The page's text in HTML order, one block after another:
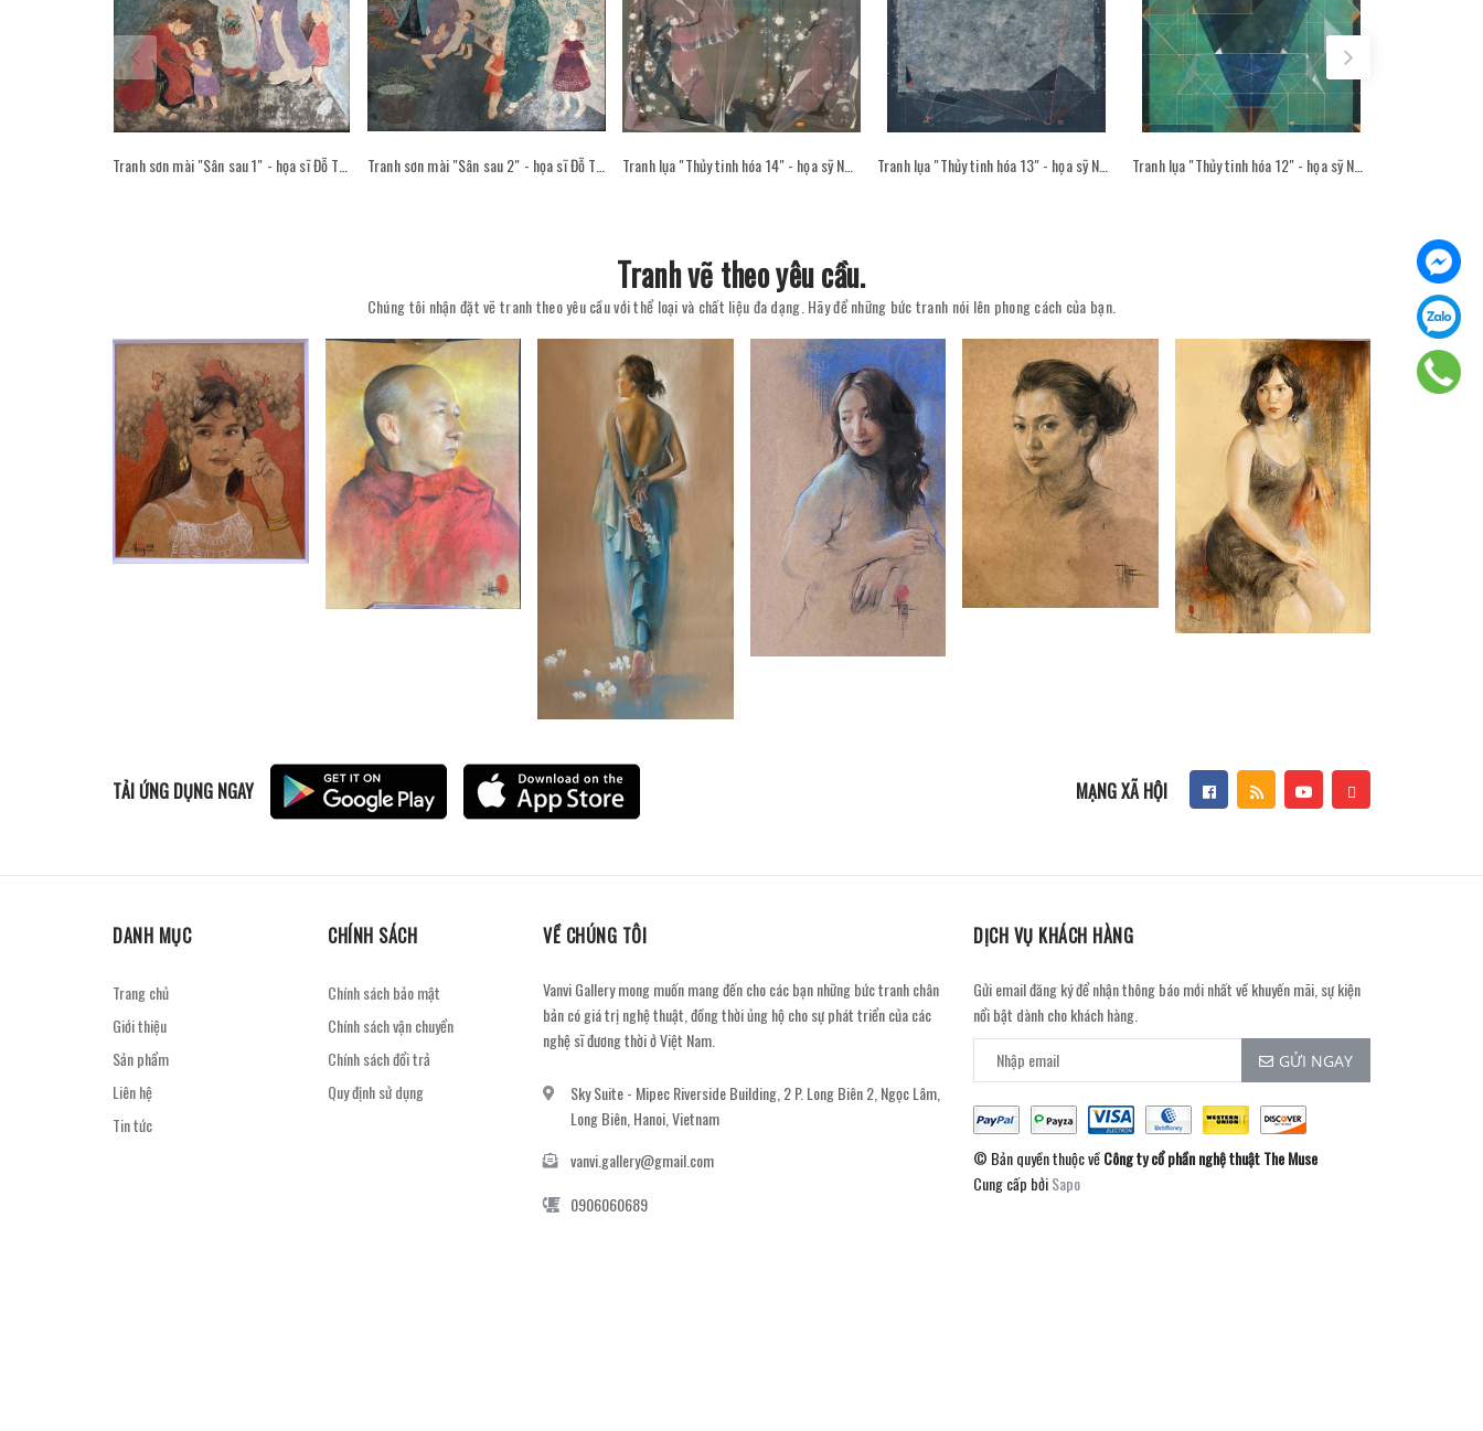
Tranh vẽ theo yêu cầu.
Chúng tôi nhận đặt vẽ tranh theo yêu cầu với thể loại và chất liệu đa dạng. Hãy để những bức tranh nói lên phong cách của bạn.
TẢI ỨNG DỤNG NGAY MẠNG XÃ HỘI
DANH MỤC
Trang chủ
Giới thiệu
Sản phẩm
Liên hệ
Tin tức
CHÍNH SÁCH
Chính sách bảo mật
Chính sách vận chuyển
Chính sách đổi trả
Quy định sử dụng
VỀ CHÚNG TÔI
Vanvi Gallery mong muốn mang đến cho các bạn những bức tranh chân
bản có giá trị nghệ thuật, đồng thời ủng hộ cho sự phát triển của các
nghệ sĩ đương thời ở Việt Nam.
Sky Suite - Mipec Riverside Building, 2 P. Long Biên 2, Ngọc Lâm,
Long Biên, Hanoi, Vietnam
vanvi.gallery@gmail.com
0906060689
DỊCH VỤ KHÁCH HÀNG
Gửi email đăng ký để nhận thông báo mới nhất về khuyến mãi, sự kiện
nổi bật dành cho khách hàng.
GỬI NGAY
© Bản quyền thuộc vềCông ty cổ phần nghệ thuật The Muse
Cung cấp bởiSapo